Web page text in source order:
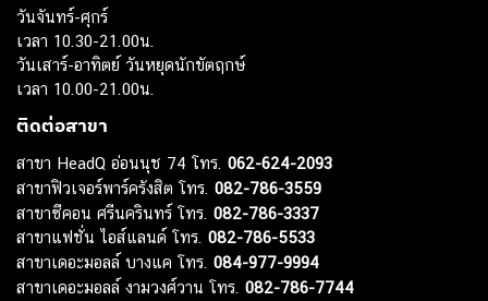
วันจันทร์-ศุกร์
เวลา 10.30-21.00น.
วันเสาร์-อาทิตย์ วันหยุดนักขัตฤกษ์
เวลา 10.00-21.00น.
ติดต่อสาขา
สาขา HeadQ อ่อนนุช 74 โทร. 062-624-2093
สาขาฟิวเจอร์พาร์ครังสิต โทร. 082-786-3559
สาขาซีคอน ศรีนครินทร์ โทร. 082-786-3337
สาขาแฟชั่น ไอส์แลนด์ โทร. 082-786-5533
สาขาเดอะมอลล์ บางแค โทร. 084-977-9994
สาขาเดอะมอลล์ งามวงศ์วาน โทร. 082-786-7744